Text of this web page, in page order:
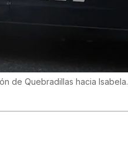
de Quebradillas hacia Isabela.